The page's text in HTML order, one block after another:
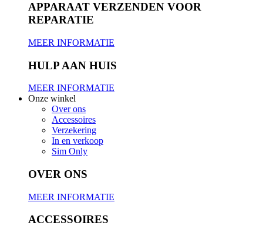
APPARAAT VERZENDEN VOOR
REPARATIE
MEER INFORMATIE
HULP AAN HUIS
MEER INFORMATIE
Onze winkel
Over ons
Accessoires
Verzekering
In en verkoop
Sim Only
OVER ONS
MEER INFORMATIE
ACCESSOIRES